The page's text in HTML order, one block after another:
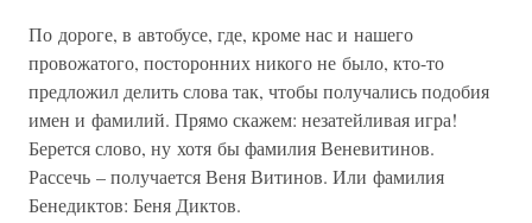
По дороге, в автобусе, где, кроме нас и нашего
провожатого, посторонних никого не было, кто-то
предложил делить слова так, чтобы получались подобия
имен и фамилий. Прямо скажем: незатейливая игра!
Берется слово, ну хотя бы фамилия Веневитинов.
Рассечь – получается Веня Витинов. Или фамилия
Бенедиктов: Беня Диктов.